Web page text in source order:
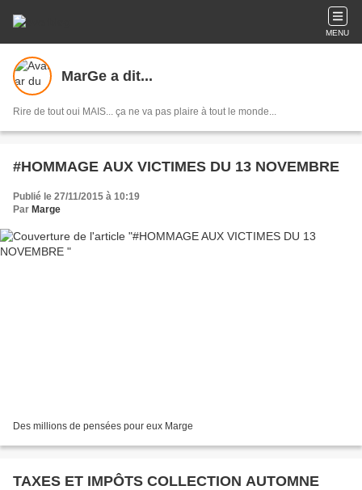
MENU
MarGe a dit...
Rire de tout oui MAIS... ça ne va pas plaire à tout le monde...
#HOMMAGE AUX VICTIMES DU 13 NOVEMBRE
Publié le 27/11/2015 à 10:19
Par Marge
Des millions de pensées pour eux Marge
TAXES ET IMPÔTS COLLECTION AUTOMNE